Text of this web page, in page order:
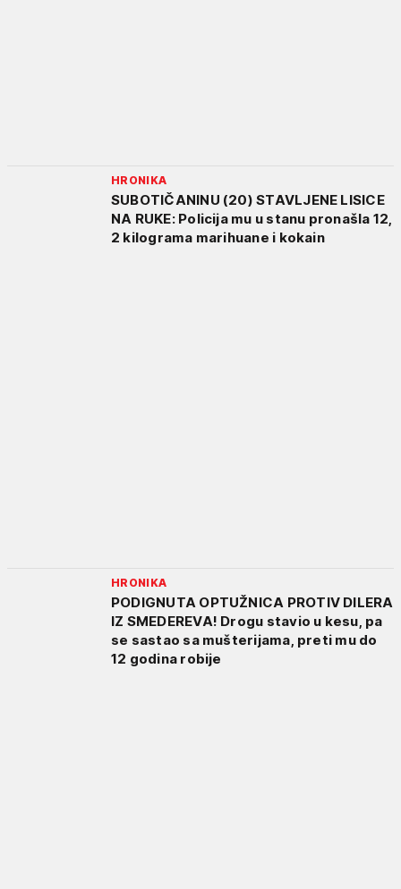
HRONIKA
SUBOTIČANINU (20) STAVLJENE LISICE
NA RUKE: Policija mu u stanu pronašla 12,
2 kilograma marihuane i kokain
HRONIKA
PODIGNUTA OPTUŽNICA PROTIV DILERA
IZ SMEDEREVA! Drogu stavio u kesu, pa
se sastao sa mušterijama, preti mu do
12 godina robije